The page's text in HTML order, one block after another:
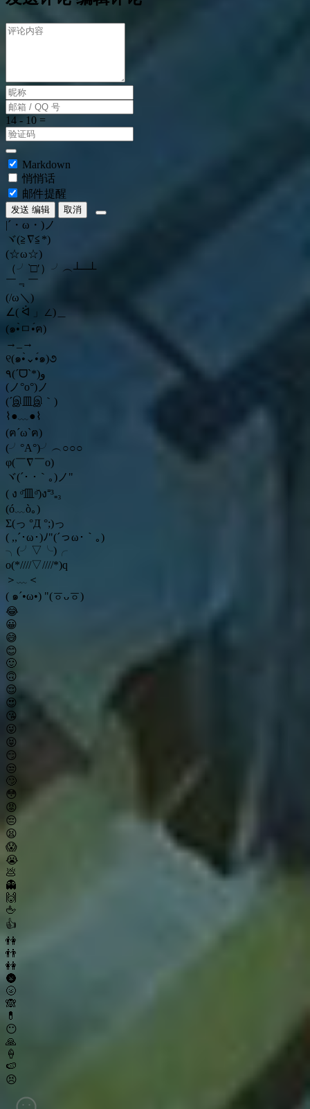
Markdown
悄悄话
邮件提醒
发送 编辑 取消
|´・ω・)ノ
ヾ(≧∇≦*)ゝ
(☆ω☆)
（╯‵□′）╯︵┴─┴
￣﹃￣
(/ω＼)
∠( ᐛ 」∠)＿
(๑•̀ㅁ•́ฅ)
→_→
୧(๑•̀⌄•́๑)૭
٩(ˊᗜˋ*)و
(ノ°ο°)ノ
(´இ皿இ｀)
⌇●﹏●⌇
(ฅ´ω`ฅ)
(╯°A°)╯︵○○○
φ(￣∇￣o)
ヾ(´･ ･｀｡)ノ"
( ง ᵒ̌皿ᵒ̌)ง⁼³₌₃
(ó﹏ò｡)
Σ(っ °Д °;)っ
( ,,´･ω･)ﾉ"(´っω･｀｡)
╮(╯▽╰)╭
o(*////▽////*)q
＞﹏＜
( ๑´•ω•) "(ㆆᴗㆆ)
😂
😀
😅
😊
🙂
🙃
😌
😍
😘
😜
😝
😏
😒
🙄
😳
😡
😔
😫
😱
😭
💩
👻
🙌
🖕
👍
👫
👬
👭
🌚
🌝
🙈
💊
😶
🙏
🍦
🍉
😣